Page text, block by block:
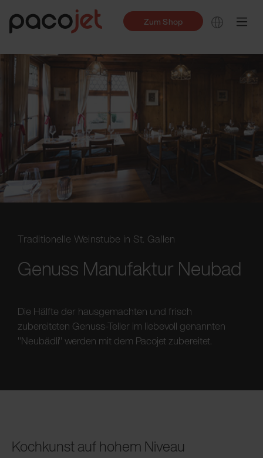
Zum Shop
Traditionelle Weinstube in St. Gallen
Genuss Manufaktur Neubad
Die Hälfte der hausgemachten und frisch
zubereiteten Genuss-Teller im liebevoll genannten
"Neubädli" werden mit dem Pacojet zubereitet.
Kochkunst auf hohem Niveau